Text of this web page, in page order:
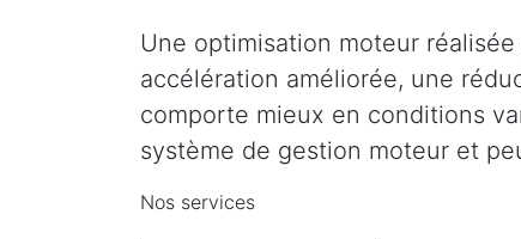
Une optimisation moteur
accélération améliorée, une
comporte mieux en conditions
système de gestion moteur et
Nos services